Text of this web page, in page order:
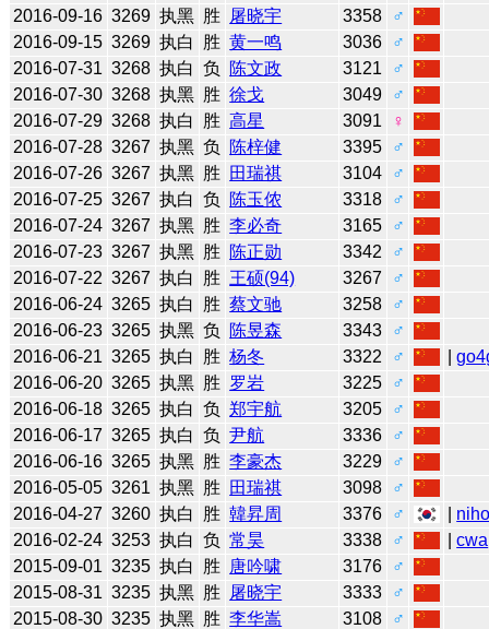
2016-09-16 3269 执黑 胜 屠晓宇 3358
♂
2016-09-15 3269 执白 胜 黄一鸣 3036
♂
2016-07-31 3268 执白 负 陈文政 3121
♂
2016-07-30 3268 执黑 胜 徐戈 3049
♂
2016-07-29 3268 执白 胜 高星 3091
♀
2016-07-28 3267 执黑 负 陈梓健 3395
♂
2016-07-26 3267 执黑 胜 田瑞祺 3104
♂
2016-07-25 3267 执白 负 陈玉侬 3318
♂
2016-07-24 3267 执黑 胜 李必奇 3165
♂
2016-07-23 3267 执黑 胜 陈正勋 3342
♂
2016-07-22 3267 执白 胜 王硕(94) 3267
♂
2016-06-24 3265 执白 胜 蔡文驰 3258
♂
2016-06-23 3265 执黑 负 陈昱森 3343
♂
2016-06-21 3265 执白 胜 杨冬 3322 ♂ |
2016-06-20 3265 执黑 胜 罗岩 3225
♂
2016-06-18 3265 执白 负 郑宇航 3205
♂
2016-06-17 3265 执白 负 尹航 3336
♂
2016-06-16 3265 执黑 胜 李豪杰 3229
♂
2016-05-05 3261 执黑 胜 田瑞祺 3098
♂
2016-04-27 3260 执白 胜 韓昇周 3376 ♂
2016-02-24 3253 执白 负 常昊 3338 ♂ |cwa
2015-09-01 3235 执白 胜 唐吟啸 3176
♂
2015-08-31 3235 执黑 胜 屠晓宇 3333
♂
2015-08-30 3235 执黑 胜 李华嵩 3108
♂